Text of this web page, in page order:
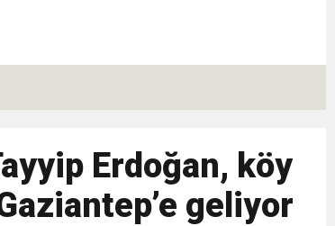
bilgi verdi
Erdoğan, köy
geliyor